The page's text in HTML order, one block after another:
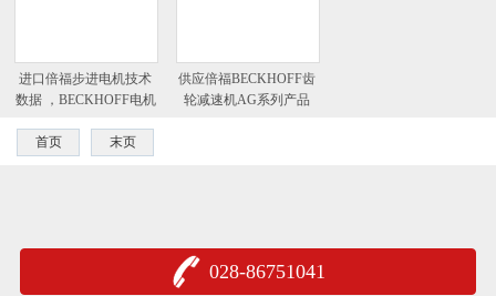
进口倍福步进电机技术
数据 ，BECKHOFF电机
供应倍福BECKHOFF齿
轮减速机AG系列产品
首页 末页
028-86751041